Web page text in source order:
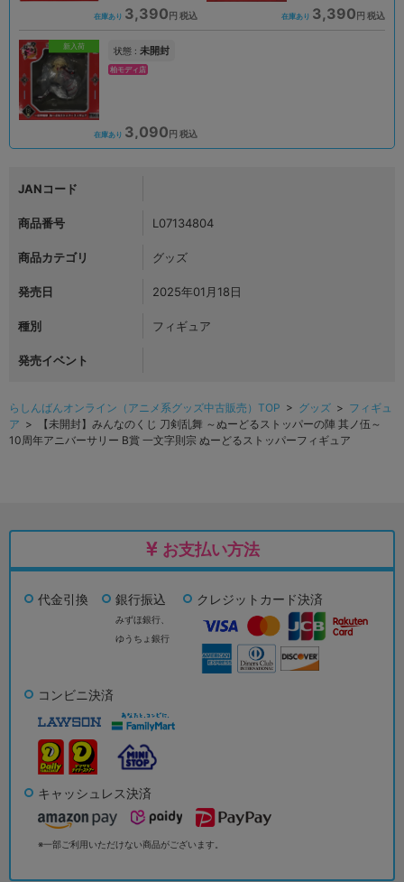
在庫あり 3,390円 税込 在庫あり 3,390円 税込
新入荷 状態 : 未開封
柏モディ店
在庫あり 3,090円 税込
JANコード
商品番号 L07134804
商品カテゴリ グッズ
発売日 2025年01月18日
種別 フィギュア
発売イベント
らしんばんオンライン（アニメ系グッズ中古販売）TOP > グッズ > フィギュ
ア > 【未開封】みんなのくじ 刀剣乱舞 ～ぬーどるストッパーの陣 其ノ伍～
10周年アニバーサリー B賞 一文字則宗 ぬーどるストッパーフィギュア
お支払い方法
代金引換 銀行振込
みずほ銀行、
ゆうちょ銀行
クレジットカード決済
コンビニ決済
キャッシュレス決済
※一部ご利用いただけない商品がございます。